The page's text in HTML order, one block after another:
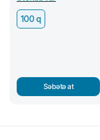
100 q
Səbətə at